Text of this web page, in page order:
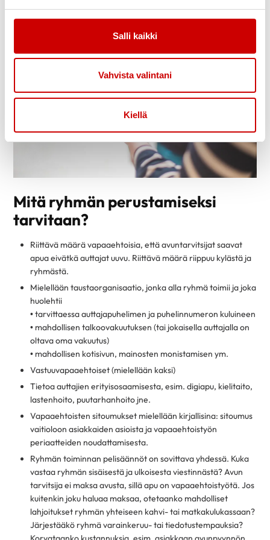
Salli kaikki
Vahvista valintani
Kiellä
Mitä ryhmän perustamiseksi
tarvitaan?
Riittävä määrä vapaaehtoisia, että avuntarvitsijat saavat
apua eivätkä auttajat uuvu. Riittävä määrä riippuu kylästä ja
ryhmästä.
Mielellään taustaorganisaatio, jonka alla ryhmä toimii ja joka
huolehtii
• tarvittaessa auttajapuhelimen ja puhelinnumeron kuluineen
• mahdollisen talkoovakuutuksen (tai jokaisella auttajalla on
oltava oma vakuutus)
• mahdollisen kotisivun, mainosten monistamisen ym.
Vastuuvapaaehtoiset (mielellään kaksi)
Tietoa auttajien erityisosaamisesta, esim. digiapu, kielitaito,
lastenhoito, puutarhanhoito jne.
Vapaaehtoisten sitoumukset mielellään kirjallisina: sitoumus
vaitioloon asiakkaiden asioista ja vapaaehtoistyön
periaatteiden noudattamisesta.
Ryhmän toiminnan pelisäännöt on sovittava yhdessä. Kuka
vastaa ryhmän sisäisestä ja ulkoisesta viestinnästä? Avun
tarvitsija ei maksa avusta, sillä apu on vapaaehtoistyötä. Jos
kuitenkin joku haluaa maksaa, otetaanko mahdolliset
lahjoitukset ryhmän yhteiseen kahvi- tai matkakulukassaan?
Järjestääkö ryhmä varainkeruu- tai tiedotustempauksia?